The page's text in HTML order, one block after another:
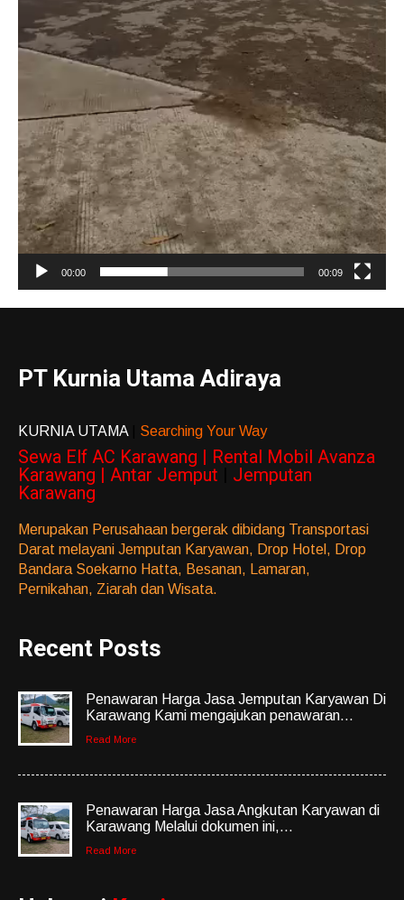
00:00 00:09
PT Kurnia Utama Adiraya
KURNIA UTAMA Searching Your Way
Sewa Elf AC Karawang | Rental Mobil Avanza
Karawang | Antar Jemput
Jemputan
Karawang
Merupakan Perusahaan bergerak dibidang Transportasi
Darat melayani Jemputan Karyawan, Drop Hotel, Drop
Bandara Soekarno Hatta, Besanan, Lamaran,
Pernikahan, Ziarah dan Wisata.
Recent Posts
Penawaran Harga Jasa Jemputan Karyawan Di
Karawang Kami mengajukan penawaran...
Read More
Penawaran Harga Jasa Angkutan Karyawan di
Karawang Melalui dokumen ini,...
Read More